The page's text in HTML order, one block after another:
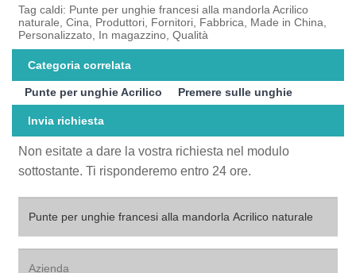
Tag caldi: Punte per unghie francesi alla mandorla Acrilico
naturale, Cina, Produttori, Fornitori, Fabbrica, Made in China,
Personalizzato, In magazzino, Qualità
Categoria correlata
Punte per unghie Acrilico Premere sulle unghie
Invia richiesta
Non esitate a dare la vostra richiesta nel modulo
sottostante. Ti risponderemo entro 24 ore.